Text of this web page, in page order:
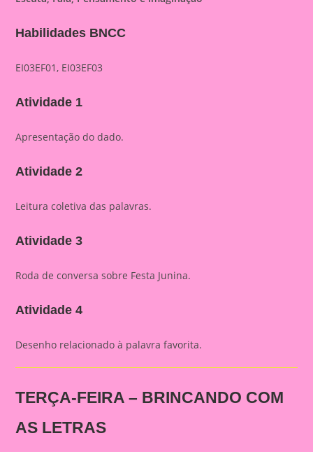
Habilidades BNCC
EI03EF01, EI03EF03
Atividade 1
Apresentação do dado.
Atividade 2
Leitura coletiva das palavras.
Atividade 3
Roda de conversa sobre Festa Junina.
Atividade 4
Desenho relacionado à palavra favorita.
TERÇA-FEIRA – BRINCANDO COM
AS LETRAS